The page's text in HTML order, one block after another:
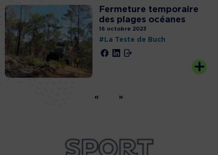
Fermeture temporaire
des plages océanes
16 octobre 2023
#La Teste de Buch
« »